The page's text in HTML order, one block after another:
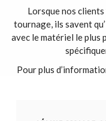
Lorsque nos
tournage, ils savent
avec le matériel le plus
Pour plus